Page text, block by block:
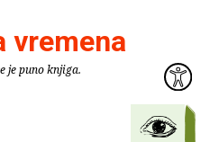
vremena
je puno knjiga.